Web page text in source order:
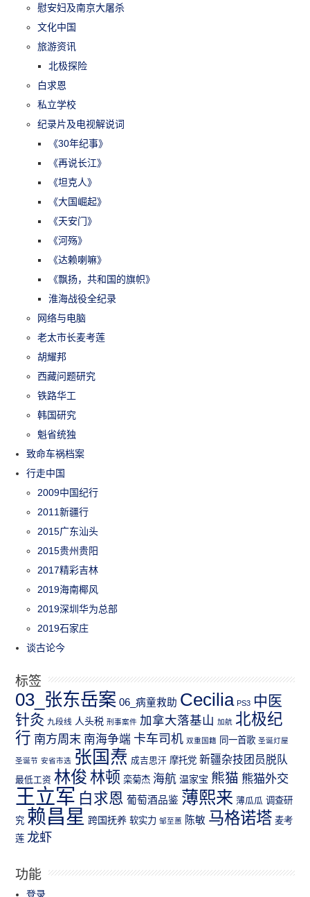
慰安妇及南京大屠杀
文化中国
旅游资讯
北极探险
白求恩
私立学校
纪录片及电视解说词
《30年纪事》
《再说长江》
《坦克人》
《大国崛起》
《天安门》
《河殇》
《达赖喇嘛》
《飘扬，共和国的旗帜》
淮海战役全纪录
网络与电脑
老太市长麦考莲
胡耀邦
西藏问题研究
铁路华工
韩国研究
魁省统独
致命车祸档案
行走中国
2009中国纪行
2011新疆行
2015广东汕头
2015贵州贵阳
2017精彩吉林
2019海南椰风
2019深圳华为总部
2019石家庄
谈古论今
标签
03_张东岳案 06_病童救助 Cecilia PS3 中医
针灸 九段线 人头税 刑事案件 加拿大落基山 加航 北极纪
行 南方周末 南海争端 卡车司机 双重国籍 同一首歌 圣诞灯屋
圣诞节 安省市选 张国焘 成吉思汗 摩托党 新疆杂技团员脱队
最低工资 林俊 林顿 栾菊杰 海航 温家宝 熊猫 熊猫外交
王立军 白求恩 葡萄酒品鉴 薄熙来 薄瓜瓜 调查研
究 赖昌星 跨国抚养 软实力 邹至蕙 陈敏 马格诺塔 麦考
莲 龙虾
功能
登录